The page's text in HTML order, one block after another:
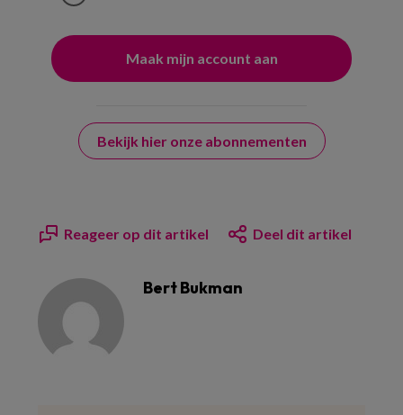
Bekijk hier onze abonnementen
Reageer op dit artikel Deel dit artikel
Bert Bukman